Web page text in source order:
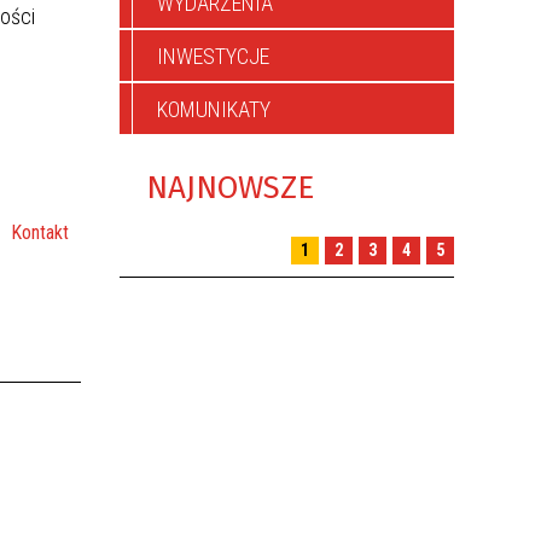
CYWILNA
Kontakt
INWESTYCJE
KOMUNIKATY
NAJNOWSZE
1 2 3 4 5